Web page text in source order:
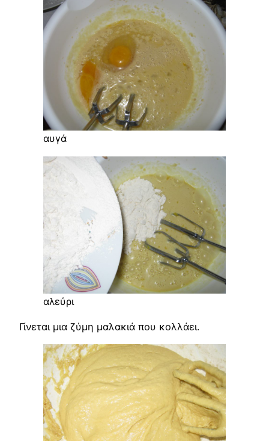
αυγά
αλεύρι
Γίνεται μια ζύμη μαλακιά που κολλάει.